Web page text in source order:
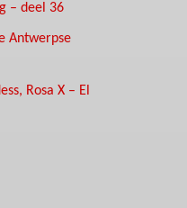
– deel 36
Antwerpse
Rosa X – El